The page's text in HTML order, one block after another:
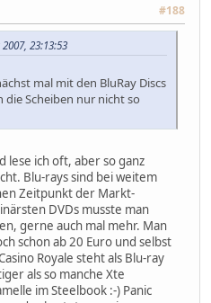
#188
23:13:53
mal mit den BluRay Discs
die Scheiben nur nicht so
lese ich oft, aber so ganz
Blu-rays sind bei weitem
Zeitpunkt der Markt-
DVDs musste man
gerne auch mal mehr. Man
schon ab 20 Euro und selbst
Royale steht als Blu-ray
als so manche Xte
im Steelbook :-) Panic